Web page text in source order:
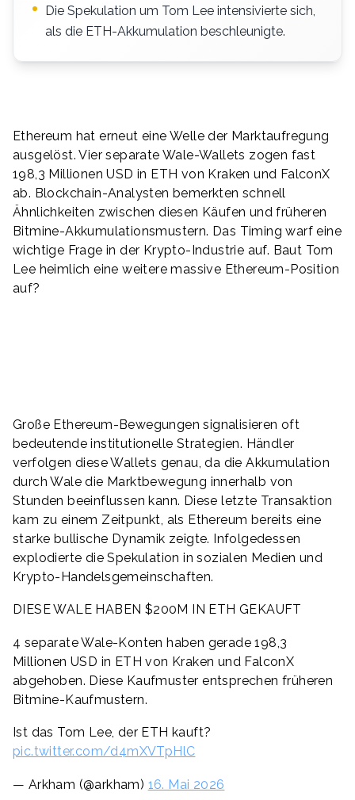
Die Spekulation um Tom Lee intensivierte sich,
als die ETH-Akkumulation beschleunigte.
Ethereum hat erneut eine Welle der Marktaufregung
ausgelöst. Vier separate Wale-Wallets zogen fast
198,3 Millionen USD in ETH von Kraken und FalconX
ab. Blockchain-Analysten bemerkten schnell
Ähnlichkeiten zwischen diesen Käufen und früheren
Bitmine-Akkumulationsmustern. Das Timing warf eine
wichtige Frage in der Krypto-Industrie auf. Baut Tom
Lee heimlich eine weitere massive Ethereum-Position
auf?
Große Ethereum-Bewegungen signalisieren oft
bedeutende institutionelle Strategien. Händler
verfolgen diese Wallets genau, da die Akkumulation
durch Wale die Marktbewegung innerhalb von
Stunden beeinflussen kann. Diese letzte Transaktion
kam zu einem Zeitpunkt, als Ethereum bereits eine
starke bullische Dynamik zeigte. Infolgedessen
explodierte die Spekulation in sozialen Medien und
Krypto-Handelsgemeinschaften.
DIESE WALE HABEN $200M IN ETH GEKAUFT
4 separate Wale-Konten haben gerade 198,3
Millionen USD in ETH von Kraken und FalconX
abgehoben. Diese Kaufmuster entsprechen früheren
Bitmine-Kaufmustern.
Ist das Tom Lee, der ETH kauft?
pic.twitter.com/d4mXVTpHlC
— Arkham (@arkham) 16. Mai 2026